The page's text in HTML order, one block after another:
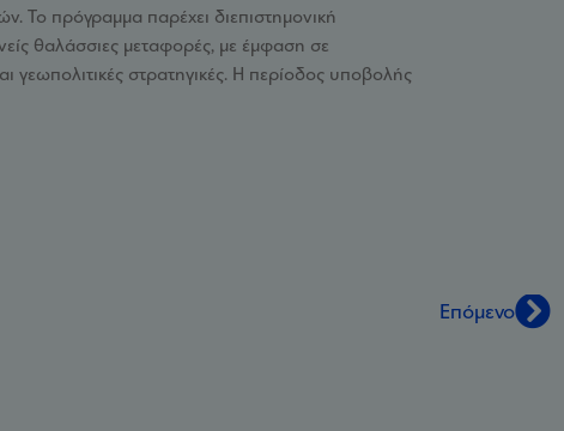
Το πρόγραμμα παρέχει διεπιστημονική
θαλάσσιες μεταφορές, με έμφαση σε
γεωπολιτικές στρατηγικές. Η περίοδος υποβολής
Επόμενο